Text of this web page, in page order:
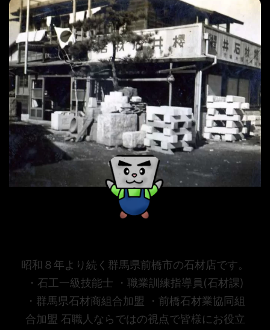
昭和８年より続く群馬県前橋市の石材店です。
・石工一級技能士 ・職業訓練指導員(石材課)
・群馬県石材商組合加盟 ・前橋石材業協同組
合加盟 石職人ならではの視点で皆様にお役立